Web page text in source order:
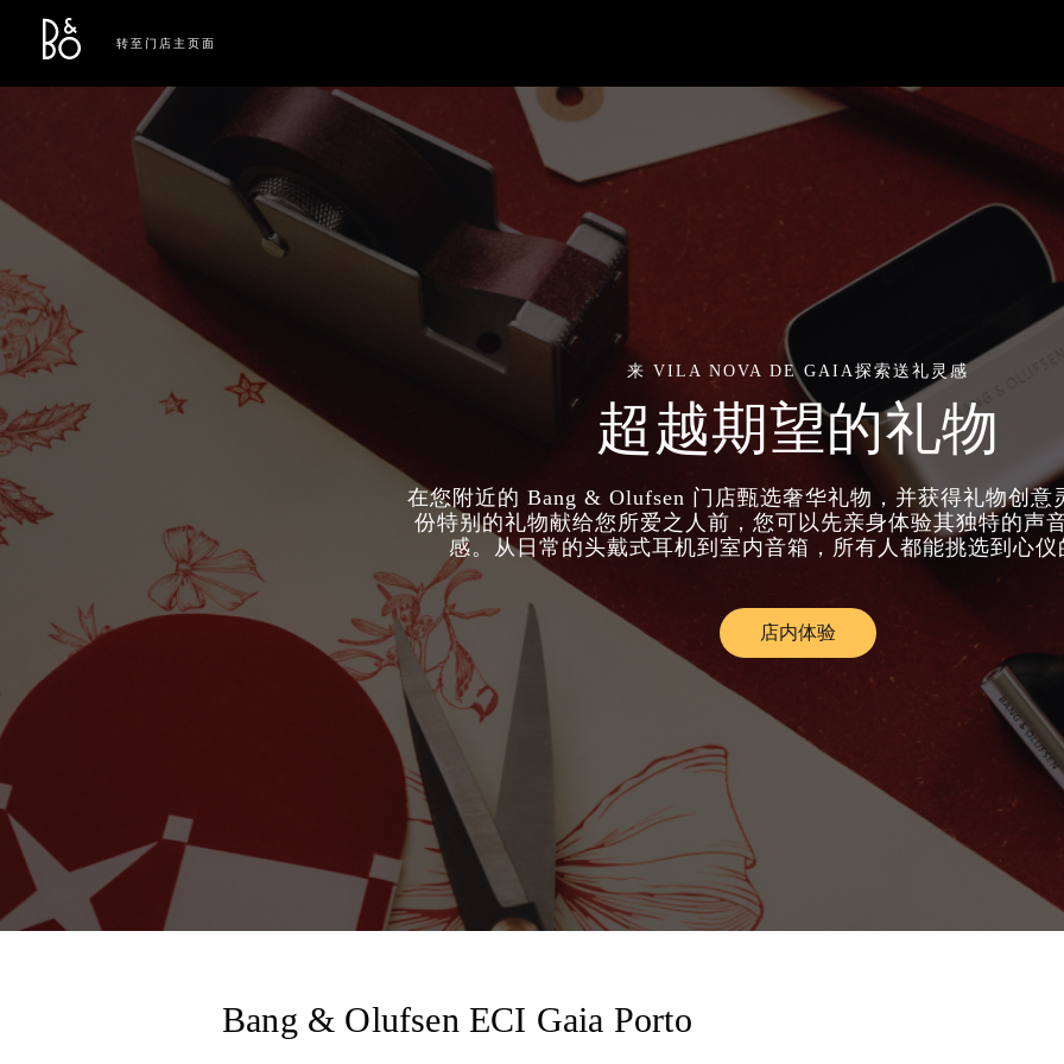
Bang & Olufsen - Exist to Create
转至门店主页面
来 VILA NOVA DE GAIA探索送礼灵感
超越期望的礼物
在您附近的 Bang & Olufsen 门店甄选奢华礼物，并获得礼物创意
份特别的礼物献给您所爱之人前，您可以先亲身体验其独特的声
感。从日常的头戴式耳机到室内音箱，所有人都能挑选到心仪
店内体验
Link Opens in New Tab
Bang & Olufsen ECI Gaia Porto